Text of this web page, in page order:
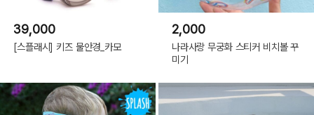
39,000
[스플래시] 키즈 물안경_카모
2,000
나라사랑 무궁화 스티커 비치볼 꾸
미기